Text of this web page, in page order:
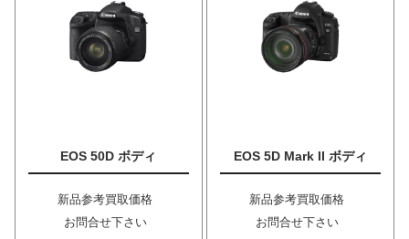
EOS 50D ボディ
新品参考買取価格
お問合せ下さい
EOS 5D Mark II ボディ
新品参考買取価格
お問合せ下さい